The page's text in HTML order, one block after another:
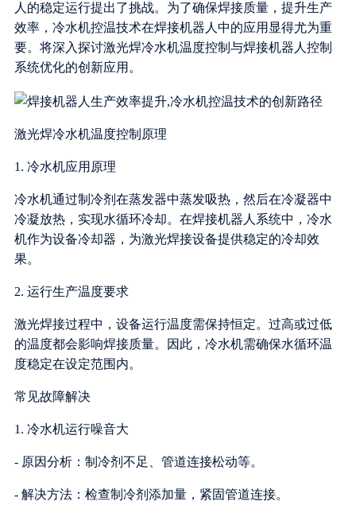
人的稳定运行提出了挑战。为了确保焊接质量，提升生产
效率，冷水机控温技术在焊接机器人中的应用显得尤为重
要。将深入探讨激光焊冷水机温度控制与焊接机器人控制
系统优化的创新应用。
激光焊冷水机温度控制原理
1. 冷水机应用原理
冷水机通过制冷剂在蒸发器中蒸发吸热，然后在冷凝器中
冷凝放热，实现水循环冷却。在焊接机器人系统中，冷水
机作为设备冷却器，为激光焊接设备提供稳定的冷却效
果。
2. 运行生产温度要求
激光焊接过程中，设备运行温度需保持恒定。过高或过低
的温度都会影响焊接质量。因此，冷水机需确保水循环温
度稳定在设定范围内。
常见故障解决
1. 冷水机运行噪音大
- 原因分析：制冷剂不足、管道连接松动等。
- 解决方法：检查制冷剂添加量，紧固管道连接。